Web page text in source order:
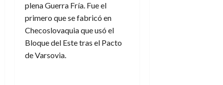
plena Guerra Fría. Fue el
primero que se fabricó en
Checoslovaquia que usó el
Bloque del Este tras el Pacto
de Varsovia.